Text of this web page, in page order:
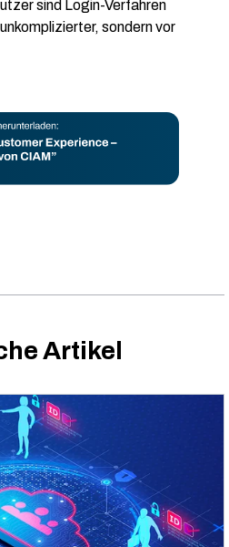
sind Login-Verfahren
sondern vor
Artikel